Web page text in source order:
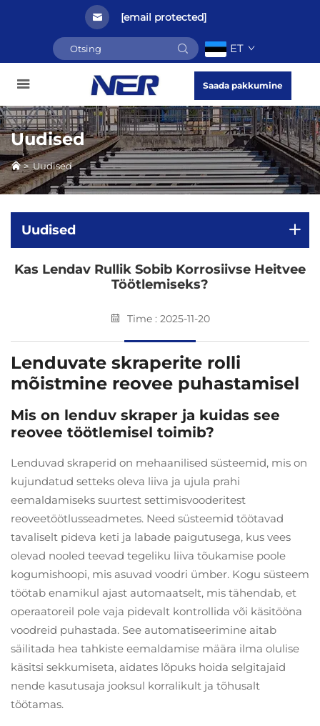
[email protected]
ET
Saada pakkumine
Uudised
>Uudised
Uudised
Kas Lendav Rullik Sobib Korrosiivse Heitvee
Töötlemiseks?
Time : 2025-11-20
Lenduvate skraperite rolli
mõistmine reovee puhastamisel
Mis on lenduv skraper ja kuidas see
reovee töötlemisel toimib?
Lenduvad skraperid on mehaanilised süsteemid, mis on
kujundatud setteks oleva liiva ja ujula prahi
eemaldamiseks suurtest settimisvooderitest
reoveetöötlusseadmetes. Need süsteemid töötavad
tavaliselt pideva keti ja labade paigutusega, kus vees
olevad nooled teevad tegeliku liiva tõukamise poole
kogumishoopi, mis asuvad voodri ümber. Kogu süsteem
töötab enamikul ajast automaatselt, mis tähendab, et
operaatoreil pole vaja pidevalt kontrollida või käsitööna
voodreid puhastada. See automatiseerimine aitab
säilitada hea tahkiste eemaldamise määra ilma olulise
käsitsi sekkumiseta, aidates lõpuks hoida selgitajaid
nende kasutusaja jooksul korralikult ja tõhusalt
töötamas.